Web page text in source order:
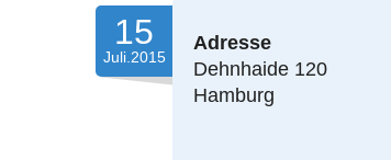
15
Juli.2015
Adresse
Dehnhaide 120
Hamburg